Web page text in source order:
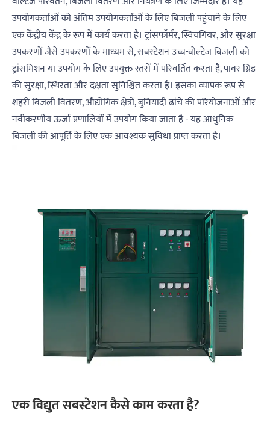
उपयोगकर्ताओं को अंतिम उपयोगकर्ताओं के लिए बिजली पहुंचाने के लिए
एक केंद्रीय केंद्र के रूप में कार्य करता है। ट्रांसफॉर्मर, स्विचगियर, और सुरक्षा
उपकरणों जैसे उपकरणों के माध्यम से, सबस्टेशन उच्च-वोल्टेज बिजली को
ट्रांसमिशन या उपयोग के लिए उपयुक्त स्तरों में परिवर्तित करता है, पावर ग्रिड
की सुरक्षा, स्थिरता और दक्षता सुनिश्चित करता है। इसका व्यापक रूप से
शहरी बिजली वितरण, औद्योगिक क्षेत्रों, बुनियादी ढांचे की परियोजनाओं और
नवीकरणीय ऊर्जा प्रणालियों में उपयोग किया जाता है - यह आधुनिक
बिजली की आपूर्ति के लिए एक आवश्यक सुविधा प्राप्त करता है।
एक विद्युत सबस्टेशन कैसे काम करता है?